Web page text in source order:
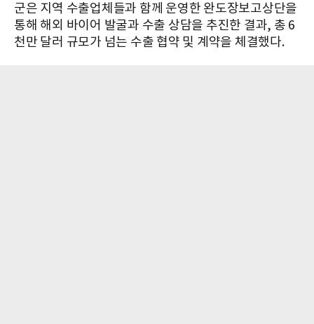
군은 지역 수출업체들과 함께 운영한 완도장보고상단을
통해 해외 바이어 발굴과 수출 상담을 추진한 결과, 총 6
천만 달러 규모가 넘는 수출 협약 및 계약을 체결했다.